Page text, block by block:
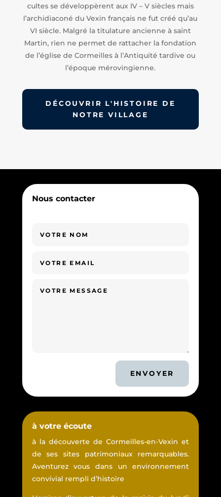
cultes se développèrent aux IV – V siècles mais
l’archidiaconé du Vexin français ne fut créé qu’au
VI siècle. Malgré la titulature ancienne à saint
Martin, rien ne permet de rattacher la fondation
de l’église de Cormeilles à l’Antiquité tardive ou
l’époque mérovingienne.
DÉCOUVRIR L'HISTOIRE DE
NOTRE VILLAGE
Nous contacter
ENVOYER
à votre écoute
à la découverte de Cormeilles-en-Vexin et
de ses sites patrimoniaux remarquables.
Aventurez vous dans un environnement
convivial rempli d’histoire